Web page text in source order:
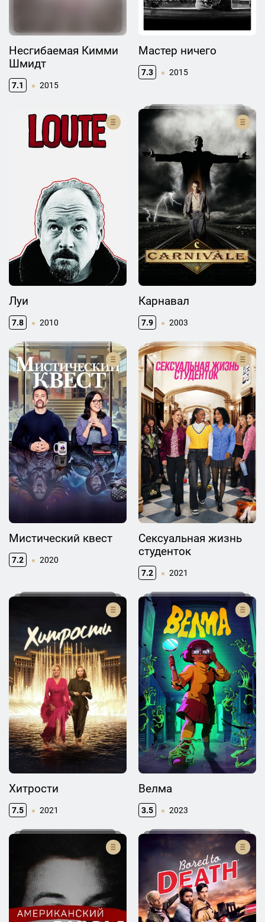
Несгибаемая Кимми
Шмидт
7.1 2015
Мастер ничего
7.3 2015
Луи
7.8 2010
Карнавал
7.9 2003
Мистический квест
7.2 2020
Сексуальная жизнь
студенток
7.2 2021
Хитрости
7.5 2021
Велма
3.5 2023